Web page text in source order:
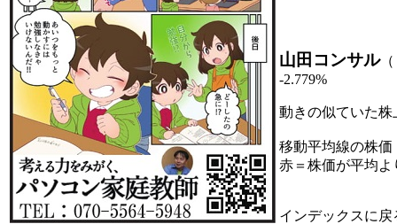
山田コンサル（
-2.779%
動きの似ていた
移動平均線の株価
赤＝株価が平均
インデックスに戻